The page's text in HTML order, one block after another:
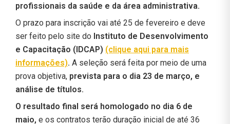
profissionais da saúde e da área administrativa.
O prazo para inscrição vai até 25 de fevereiro e deve
ser feito pelo site do Instituto de Desenvolvimento
e Capacitação (IDCAP) (clique aqui para mais
informações). A seleção será feita por meio de uma
prova objetiva, prevista para o dia 23 de março, e
análise de títulos.
O resultado final será homologado no dia 6 de
maio, e os contratos terão duração inicial de até 36